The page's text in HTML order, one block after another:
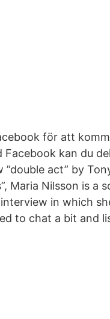
för att
Facebook kan du
act” by
Maria Nilsson is a
in which
to chat a bit and